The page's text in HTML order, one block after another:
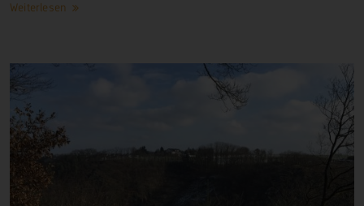
Weiterlesen